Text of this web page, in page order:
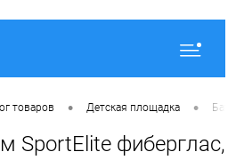
товаров • Детская площадка •
SportElite фиберглас,